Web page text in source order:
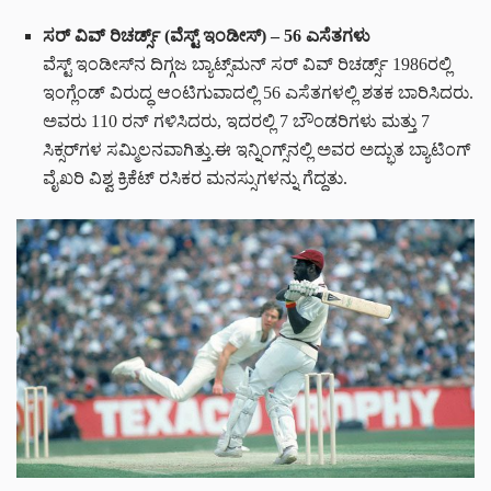
ಸರ್ ವಿವ್ ರಿಚರ್ಡ್ಸ್ (ವೆಸ್ಟ್ ಇಂಡೀಸ್) – 56 ಎಸೆತಗಳು
ವೆಸ್ಟ್ ಇಂಡೀಸ್‌ನ ದಿಗ್ಗಜ ಬ್ಯಾಟ್ಸ್‌ಮನ್ ಸರ್ ವಿವ್ ರಿಚರ್ಡ್ಸ್ 1986ರಲ್ಲಿ
ಇಂಗ್ಲೆಂಡ್ ವಿರುದ್ಧ ಆಂಟಿಗುವಾದಲ್ಲಿ 56 ಎಸೆತಗಳಲ್ಲಿ ಶತಕ ಬಾರಿಸಿದರು.
ಅವರು 110 ರನ್ ಗಳಿಸಿದರು, ಇದರಲ್ಲಿ 7 ಬೌಂಡರಿಗಳು ಮತ್ತು 7
ಸಿಕ್ಸರ್‌ಗಳ ಸಮ್ಮಿಲನವಾಗಿತ್ತು.ಈ ಇನ್ನಿಂಗ್ಸ್‌ನಲ್ಲಿ ಅವರ ಅದ್ಭುತ ಬ್ಯಾಟಿಂಗ್
ವೈಖರಿ ವಿಶ್ವ ಕ್ರಿಕೆಟ್ ರಸಿಕರ ಮನಸ್ಸುಗಳನ್ನು ಗೆದ್ದತು.